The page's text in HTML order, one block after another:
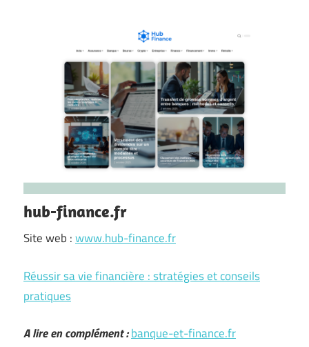
hub-finance.fr
Site web :www.hub-finance.fr
Réussir sa vie financière : stratégies et conseils
pratiques
A lire en complément :banque-et-finance.fr